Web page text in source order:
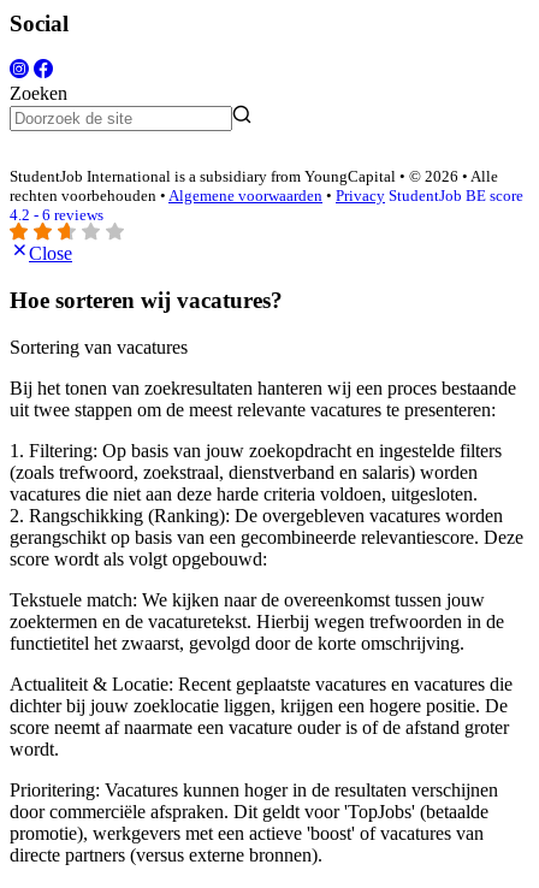
Social
Zoeken
StudentJob International is a subsidiary from YoungCapital • © 2026 • Alle
rechten voorbehouden • Algemene voorwaarden • Privacy StudentJob BE score
4.2 - 6 reviews
Close
Hoe sorteren wij vacatures?
Sortering van vacatures
Bij het tonen van zoekresultaten hanteren wij een proces bestaande
uit twee stappen om de meest relevante vacatures te presenteren:
1. Filtering: Op basis van jouw zoekopdracht en ingestelde filters
(zoals trefwoord, zoekstraal, dienstverband en salaris) worden
vacatures die niet aan deze harde criteria voldoen, uitgesloten.
2. Rangschikking (Ranking): De overgebleven vacatures worden
gerangschikt op basis van een gecombineerde relevantiescore. Deze
score wordt als volgt opgebouwd:
Tekstuele match: We kijken naar de overeenkomst tussen jouw
zoektermen en de vacaturetekst. Hierbij wegen trefwoorden in de
functietitel het zwaarst, gevolgd door de korte omschrijving.
Actualiteit & Locatie: Recent geplaatste vacatures en vacatures die
dichter bij jouw zoeklocatie liggen, krijgen een hogere positie. De
score neemt af naarmate een vacature ouder is of de afstand groter
wordt.
Prioritering: Vacatures kunnen hoger in de resultaten verschijnen
door commerciële afspraken. Dit geldt voor 'TopJobs' (betaalde
promotie), werkgevers met een actieve 'boost' of vacatures van
directe partners (versus externe bronnen).